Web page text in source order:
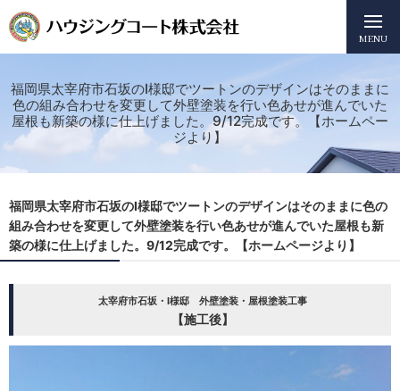
MENU
福岡県太宰府市石坂のI様邸でツートンのデザインはそのままに
色の組み合わせを変更して外壁塗装を行い色あせが進んでいた
屋根も新築の様に仕上げました。9/12完成です。【ホームペー
ジより】
福岡県太宰府市石坂のI様邸でツートンのデザインはそのままに色の
組み合わせを変更して外壁塗装を行い色あせが進んでいた屋根も新
築の様に仕上げました。9/12完成です。【ホームページより】
太宰府市石坂・I様邸 外壁塗装・屋根塗装工事
【施工後】